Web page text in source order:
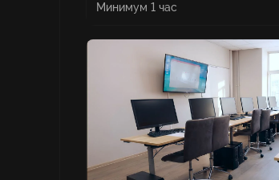
Минимум 1 час